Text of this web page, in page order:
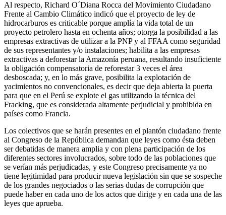
Al respecto, Richard O´Diana Rocca del Movimiento Ciudadano
Frente al Cambio Climático indicó que el proyecto de ley de
hidrocarburos es criticable porque amplía la vida total de un
proyecto petrolero hasta en ochenta años; otorga la posibilidad a las
empresas extractivas de utilizar a la PNP y al FFAA como seguridad
de sus representantes y/o instalaciones; habilita a las empresas
extractivas a deforestar la Amazonía peruana, resultando insuficiente
la obligación compensatoria de reforestar 3 veces el área
desboscada; y, en lo más grave, posibilita la explotación de
yacimientos no convencionales, es decir que deja abierta la puerta
para que en el Perú se explote el gas utilizando la técnica del
Fracking, que es considerada altamente perjudicial y prohibida en
países como Francia.
Los colectivos que se harán presentes en el plantón ciudadano frente
al Congreso de la República demandan que leyes como ésta deben
ser debatidas de manera amplia y con plena participación de los
diferentes sectores involucrados, sobre todo de las poblaciones que
se verían más perjudicadas, y este Congreso precisamente ya no
tiene legitimidad para producir nueva legislación sin que se sospeche
de los grandes negociados o las serias dudas de corrupción que
puede haber en cada uno de los actos que dirige y en cada una de las
leyes que aprueba.